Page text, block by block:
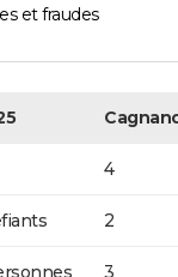
et fraudes
4
2